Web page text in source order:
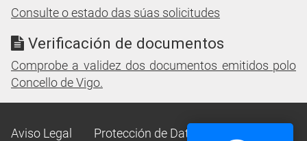
Consulte o estado das súas solicitudes
Verificación de documentos
Comprobe a validez dos documentos emitidos polo
Concello de Vigo.
Aviso Legal Protección de Datos